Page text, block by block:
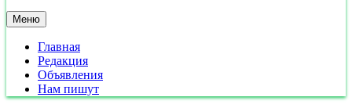
Меню
Главная
Редакция
Объявления
Нам пишут